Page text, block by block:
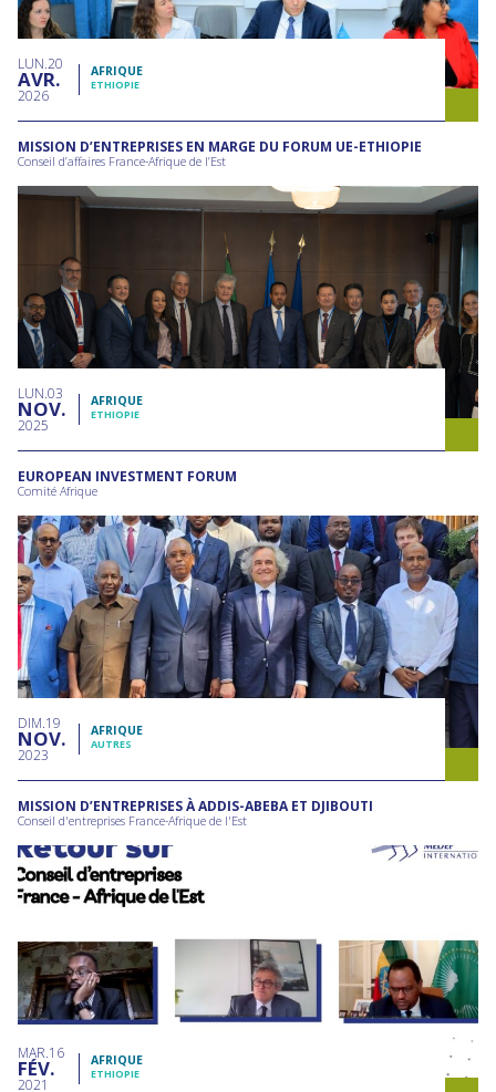
LUN 20
AVR
2026
AFRIQUE
ETHIOPIE
MISSION D’ENTREPRISES EN MARGE DU FORUM UE-ETHIOPIE
Conseil d’affaires France-Afrique de l’Est
LUN 03
NOV
2025
AFRIQUE
ETHIOPIE
EUROPEAN INVESTMENT FORUM
Comité Afrique
DIM 19
NOV
2023
AFRIQUE
AUTRES
MISSION D’ENTREPRISES À ADDIS-ABEBA ET DJIBOUTI
Conseil d'entreprises France-Afrique de l'Est
MAR 16
FÉV
2021
AFRIQUE
ETHIOPIE